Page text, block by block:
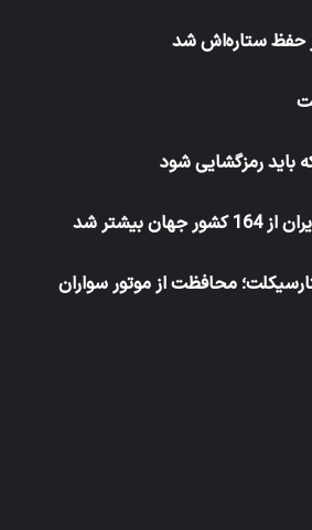
حفظ ستاره‌اش شد
باید رمزگشایی شود
بیشتر شد
محافظت از موتور سواران